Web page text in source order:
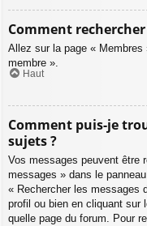
Comment
Allez sur la page «
membre ».
Haut
Comment puis-je
sujets ?
Vos messages peuvent être
messages » dans le
« Rechercher les messages
profil ou bien en cliquant sur
quelle page du forum. Pour